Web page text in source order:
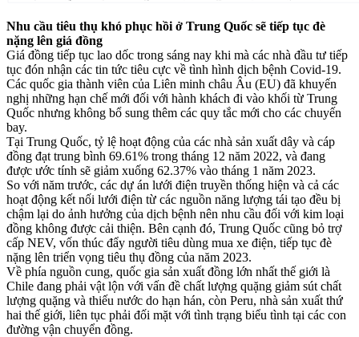
Nhu cầu tiêu thụ khó phục hồi ở Trung Quốc sẽ tiếp tục đè
nặng lên giá đồng
Giá đồng tiếp tục lao dốc trong sáng nay khi mà các nhà đầu tư tiếp
tục đón nhận các tin tức tiêu cực về tình hình dịch bệnh Covid-19.
Các quốc gia thành viên của Liên minh châu Âu (EU) đã khuyến
nghị những hạn chế mới đối với hành khách đi vào khối từ Trung
Quốc nhưng không bổ sung thêm các quy tắc mới cho các chuyến
bay.
Tại Trung Quốc, tỷ lệ hoạt động của các nhà sản xuất dây và cáp
đồng đạt trung bình 69.61% trong tháng 12 năm 2022, và đang
được ước tính sẽ giảm xuống 62.37% vào tháng 1 năm 2023.
So với năm trước, các dự án lưới điện truyền thống hiện và cả các
hoạt động kết nối lưới điện từ các nguồn năng lượng tái tạo đều bị
chậm lại do ảnh hưởng của dịch bệnh nên nhu cầu đối với kim loại
đồng không được cải thiện. Bên cạnh đó, Trung Quốc cũng bỏ trợ
cấp NEV, vốn thúc đẩy người tiêu dùng mua xe điện, tiếp tục đè
nặng lên triển vọng tiêu thụ đồng của năm 2023.
Về phía nguồn cung, quốc gia sản xuất đồng lớn nhất thế giới là
Chile đang phải vật lộn với vấn đề chất lượng quặng giảm sút chất
lượng quặng và thiếu nước do hạn hán, còn Peru, nhà sản xuất thứ
hai thế giới, liên tục phải đối mặt với tình trạng biểu tình tại các con
đường vận chuyển đồng.